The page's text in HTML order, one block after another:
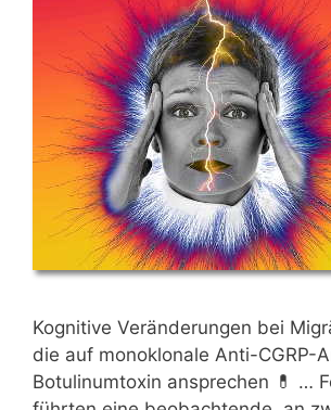
Kognitive Veränderungen bei
die auf monoklonale Anti-CGRP-
Botulinumtoxin ansprechen 💊 …